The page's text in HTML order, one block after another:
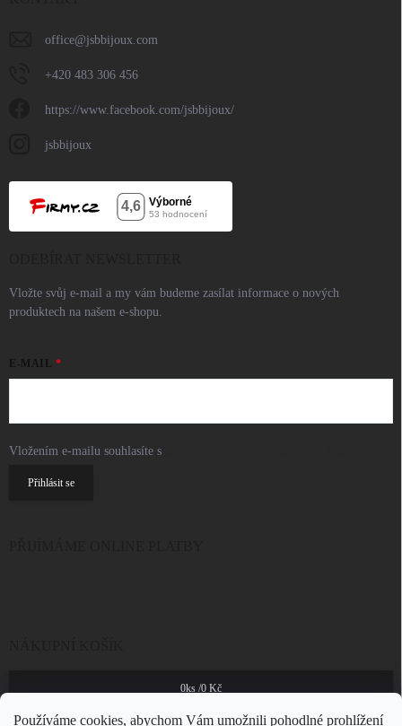
Používáme cookies, abychom Vám umožnili pohodlné prohlížení
office@jsbbijoux.com
+420 483 306 456
https://www.facebook.com/jsbbijoux/
jsbbijoux
Vložte svůj e-mail a my vám budeme zasílat informace o nových
produktech na našem e-shopu.
E-MAIL
Vložením e-mailu souhlasíte s
Přihlásit se
0ks /0 Kč